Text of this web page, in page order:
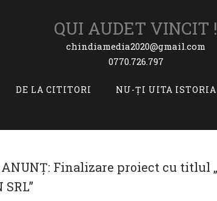
QUI AUDET VINCIT !
chindiamedia2020@gmail.com
0770.726.797
DE LA CITITORI NU-ȚI UITA ISTORIA